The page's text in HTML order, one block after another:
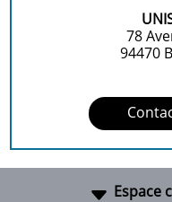
78
94470
Espace